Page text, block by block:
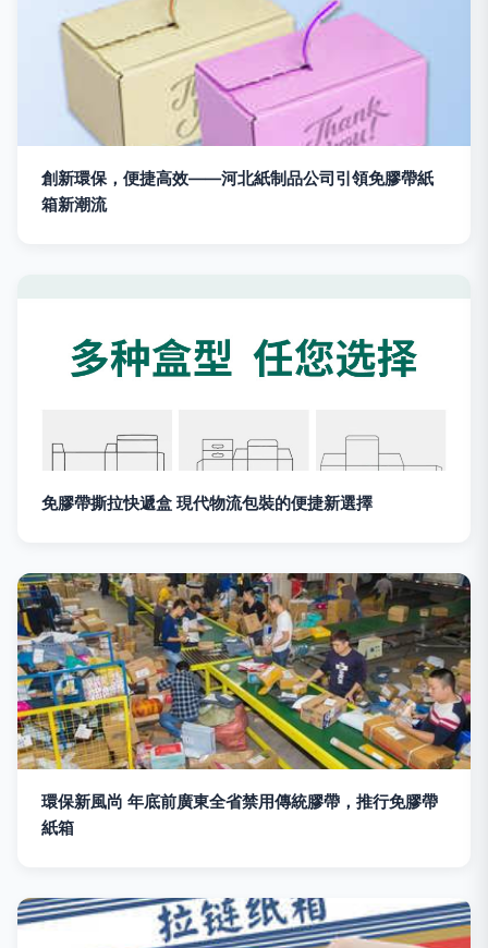
創新環保，便捷高效——河北紙制品公司引領免膠帶紙
箱新潮流
免膠帶撕拉快遞盒 現代物流包裝的便捷新選擇
環保新風尚 年底前廣東全省禁用傳統膠帶，推行免膠帶
紙箱